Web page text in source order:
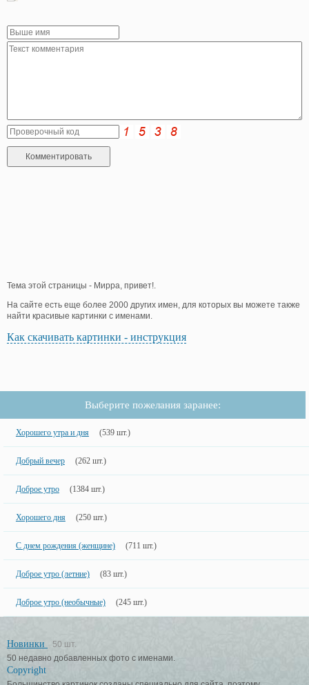
Тема этой страницы - Мирра, привет!.
На сайте есть еще более 2000 других имен, для которых вы можете также
найти красивые картинки с именами.
Как скачивать картинки - инструкция
Выберите пожелания заранее:
Хорошего утра и дня (539 шт.)
Добрый вечер (262 шт.)
Доброе утро (1384 шт.)
Хорошего дня (250 шт.)
С днем рождения (женщине) (711 шт.)
Доброе утро (летние) (83 шт.)
Доброе утро (необычные) (245 шт.)
Новинки
50 шт.
50 недавно добавленных фото с именами.
Copyright